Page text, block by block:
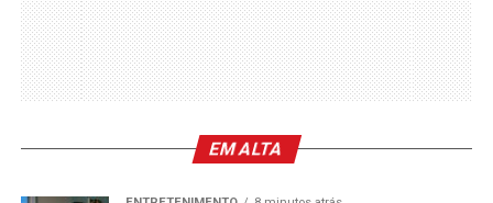
EM ALTA